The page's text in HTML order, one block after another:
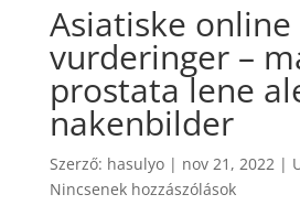
Asiatiske
vurderinger –
prostata lene
nakenbilder
Szerző: hasulyo| nov 21, 2022|
Nincsenek hozzászólások